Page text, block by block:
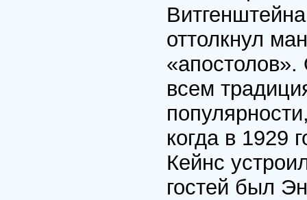
оттолкнул
«апостолов».
всем
когда в 1929
Кейнс
гостей был